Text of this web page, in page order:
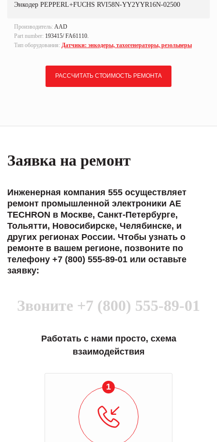
Энкодер PEPPERL+FUCHS RVI58N-YY2YYR16N-02500
Производитель: AAD
Part number: 193415/ FA61110.
Тип оборудования: Датчики: энкодеры, тахогенераторы, резольверы
РАССЧИТАТЬ СТОИМОСТЬ РЕМОНТА
Заявка на ремонт
Инженерная компания 555 осуществляет
ремонт промышленной электроники AE
TECHRON в Москве, Санкт-Петербурге,
Тольятти, Новосибирске, Челябинске, и
других регионах России. Чтобы узнать о
ремонте в вашем регионе, позвоните по
телефону +7 (800) 555-89-01 или оставьте
заявку:
Звоните +7 (800) 555-89-01
Работать с нами просто, схема
взаимодействия
1